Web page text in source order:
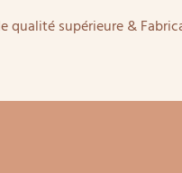
qualité supérieure &